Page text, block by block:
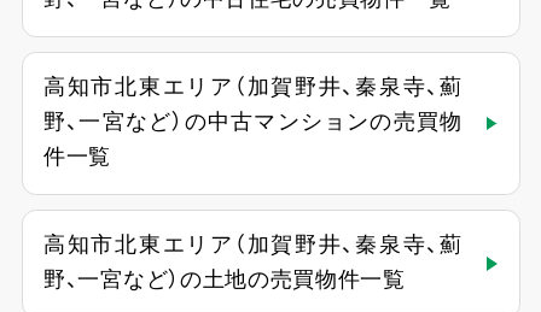
高知市北東エリア（加賀野井、秦泉寺、薊
野、一宮など）の中古マンションの売買物
件一覧
高知市北東エリア（加賀野井、秦泉寺、薊
野、一宮など）の土地の売買物件一覧